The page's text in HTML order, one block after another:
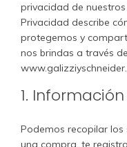
privacidad de
Privacidad describe
protegemos y
nos brindas a través
1.
Podemos recopilar
una compra, te